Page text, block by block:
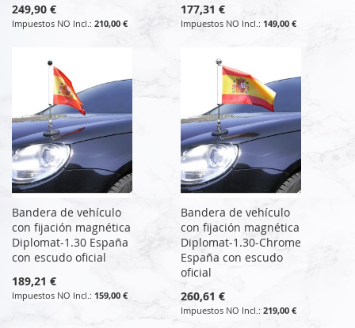
249,90 €
210,00 €
177,31 €
149,00 €
Bandera de vehículo
con fijación magnética
Diplomat-1.30 España
con escudo oficial
189,21 €
159,00 €
Bandera de vehículo
con fijación magnética
Diplomat-1.30-Chrome
España con escudo
oficial
260,61 €
219,00 €